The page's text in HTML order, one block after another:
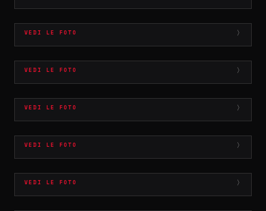
GIRLZ JUST WANNA BREAKDOWN
VEDI LE FOTO
BONE BREAKER I
VEDI LE FOTO
TUSCULUM IN TENEBRIS I
VEDI LE FOTO
CASTELLI CORE NIGHT VOL.8
VEDI LE FOTO
CASTELLI CORE NIGHT VOL.7
VEDI LE FOTO
CASTELLI CORE NIGHT VOL.6